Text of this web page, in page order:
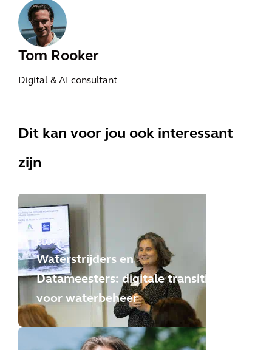
Tom Rooker
Digital & AI consultant
Dit kan voor jou ook interessant
zijn
BLOG
Waterstrijders en
Datameesters: digitale transitie
voor waterbeheer